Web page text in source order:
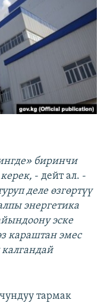
» биринчи
- дейт ал. -
деле өзгөртүү
энергетика
эске
караштан эмес
тармак